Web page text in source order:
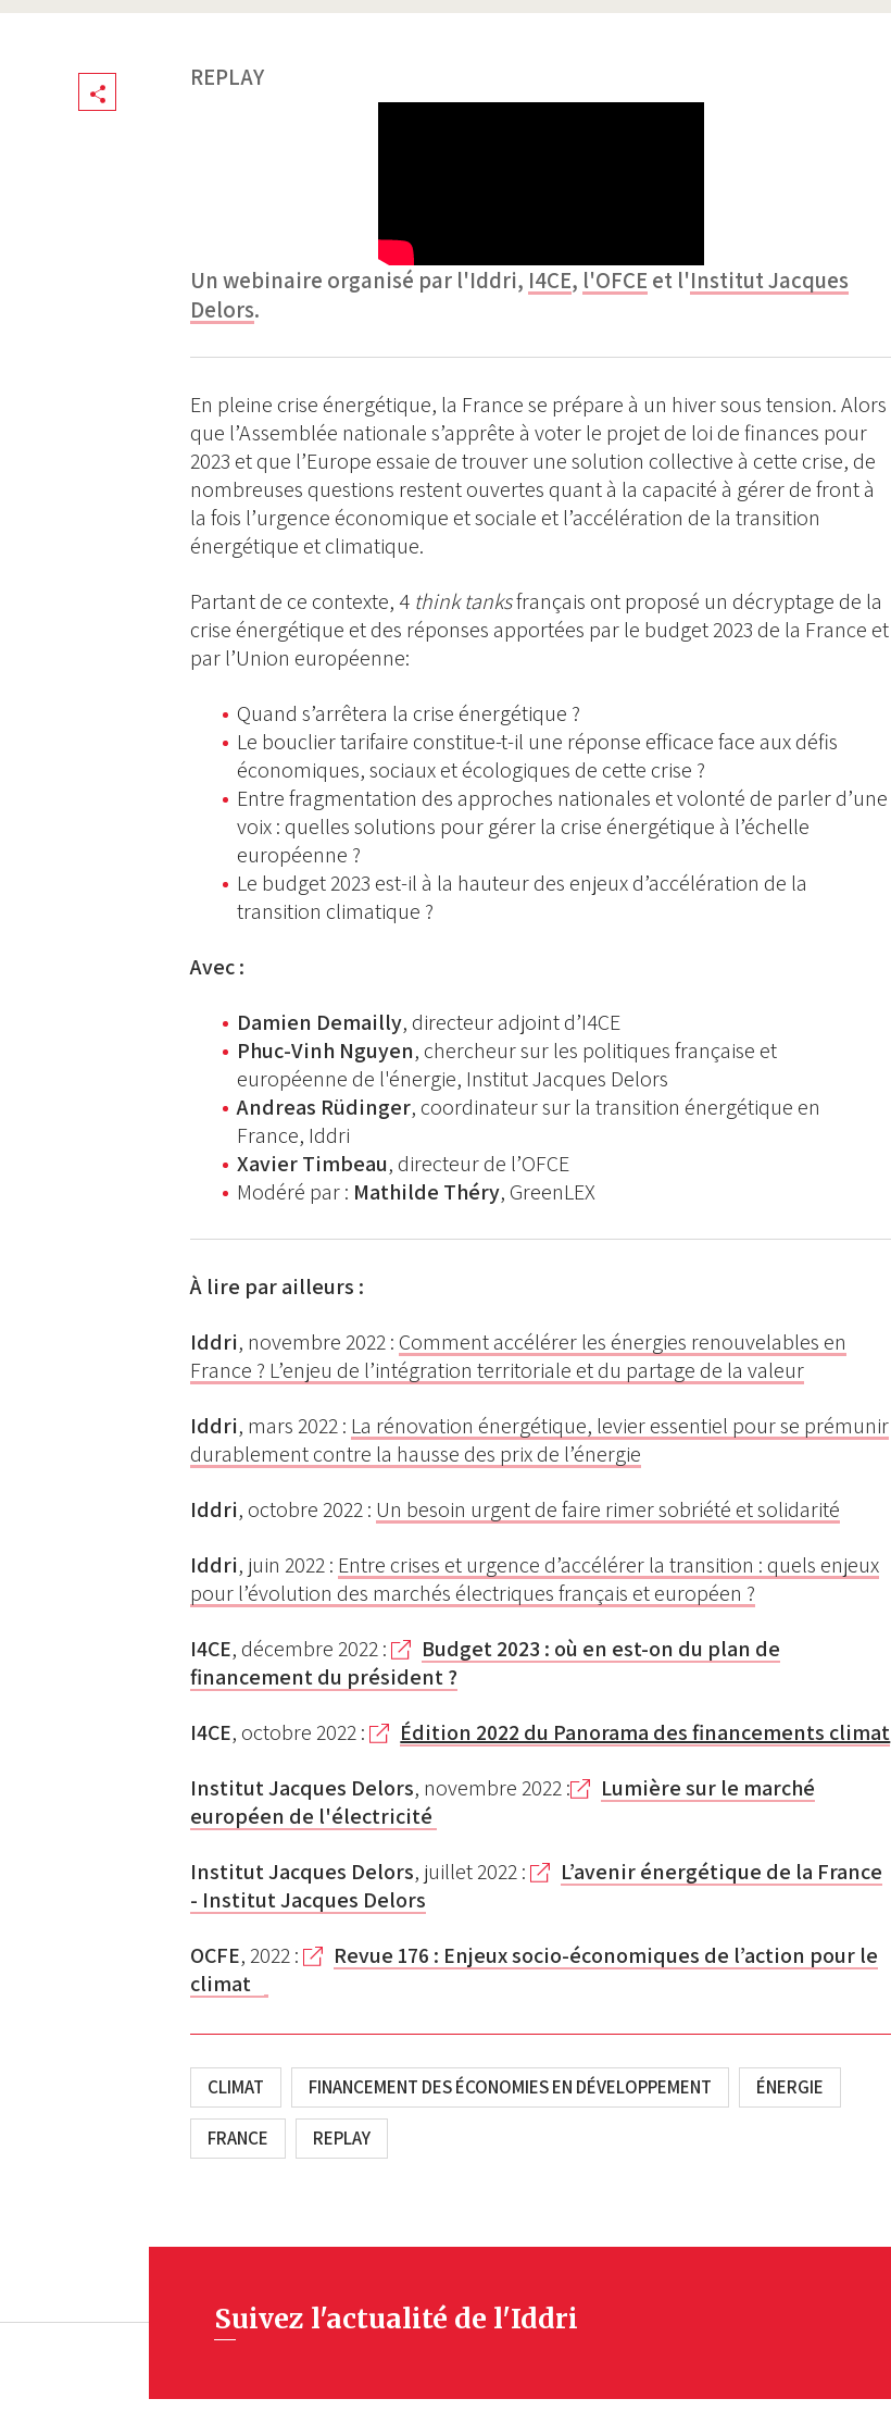
Share
REPLAY
Un webinaire organisé par l'Iddri, I4CE, l'OFCE et l'Institut Jacques
Delors.
En pleine crise énergétique, la France se prépare à un hiver sous tension. Alors
que l’Assemblée nationale s’apprête à voter le projet de loi de finances pour
2023 et que l’Europe essaie de trouver une solution collective à cette crise, de
nombreuses questions restent ouvertes quant à la capacité à gérer de front à
la fois l’urgence économique et sociale et l’accélération de la transition
énergétique et climatique.
Partant de ce contexte, 4 think tanksfrançais ont proposé un décryptage de la
crise énergétique et des réponses apportées par le budget 2023 de la France et
par l’Union européenne:
Quand s’arrêtera la crise énergétique ?
Le bouclier tarifaire constitue-t-il une réponse efficace face aux défis
économiques, sociaux et écologiques de cette crise ?
Entre fragmentation des approches nationales et volonté de parler d’une
voix : quelles solutions pour gérer la crise énergétique à l’échelle
européenne ?
Le budget 2023 est-il à la hauteur des enjeux d’accélération de la
transition climatique ?
Avec :
Damien Demailly, directeur adjoint d’I4CE
Phuc-Vinh Nguyen, chercheur sur les politiques française et
européenne de l'énergie, Institut Jacques Delors
Andreas Rüdinger, coordinateur sur la transition énergétique en
France, Iddri
Xavier Timbeau, directeur de l’OFCE
Modéré par : Mathilde Théry, GreenLEX
À lire par ailleurs :
Iddri, novembre 2022 : Comment accélérer les énergies renouvelables en
France ? L’enjeu de l’intégration territoriale et du partage de la valeur
Iddri, mars 2022 : La rénovation énergétique, levier essentiel pour se prémunir
durablement contre la hausse des prix de l’énergie
Iddri, octobre 2022 : Un besoin urgent de faire rimer sobriété et solidarité
Iddri, juin 2022 : Entre crises et urgence d’accélérer la transition : quels enjeux
pour l’évolution des marchés électriques français et européen ?
I4CE, décembre 2022 :
Budget 2023 : où en est-on du plan de
financement du président ?
I4CE, octobre 2022 :
Édition 2022 du Panorama des financements climat
Institut Jacques Delors, novembre 2022 :
Lumière sur le marché
européen de l'électricité
Institut Jacques Delors, juillet 2022 :
L’avenir énergétique de la France
- Institut Jacques Delors
OCFE, 2022 :
Revue 176 : Enjeux socio-économiques de l’action pour le
climat
CLIMAT FINANCEMENT DES ÉCONOMIES EN DÉVELOPPEMENT ÉNERGIE
FRANCE REPLAY
Suivez l'actualité de l'Iddri